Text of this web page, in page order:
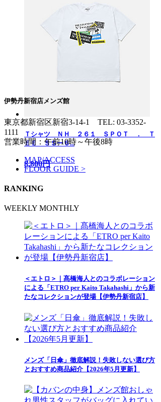
Ｔシャツ ＮＨ ２６１ ＳＰＯＴ ． Ｔ
ＥＥ ＳＳー６...
8,800円
伊勢丹新宿店メンズ館
東京都新宿区新宿3-14-1 TEL: 03-3352-
1111
営業時間：午前10時～午後8時
MAP/ACCESS
FLOOR GUIDE >
RANKING
WEEKLY MONTHLY
＜エトロ＞｜髙橋海人とのコラボレーション
による「ETRO per Kaito Takahashi」から新
たなコレクションが登場【伊勢丹新宿店】
メンズ「日傘」徹底解説！失敗しない選び方
とおすすめ商品紹介【2026年5月更新】